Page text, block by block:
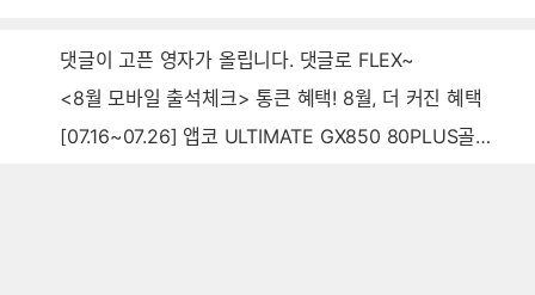
댓글이 고픈 영자가 올립니다. 댓글로 FLEX~
<8월 모바일 출석체크> 통큰 혜택! 8월, 더 커진 혜택
[07.16~07.26] 앱코 ULTIMATE GX850 80PLUS골드 풀모듈러 ATX3.0 블랙